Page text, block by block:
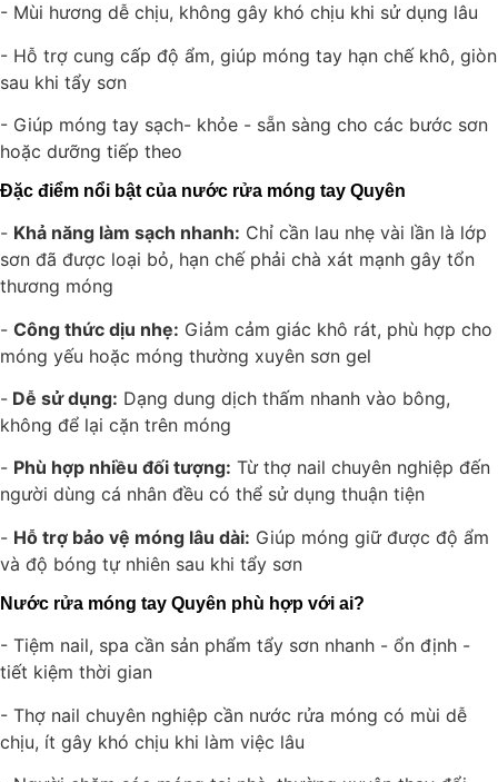
- Mùi hương dễ chịu, không gây khó chịu khi sử dụng lâu
- Hỗ trợ cung cấp độ ẩm, giúp móng tay hạn chế khô, giòn
sau khi tẩy sơn
- Giúp móng tay sạch- khỏe - sẵn sàng cho các bước sơn
hoặc dưỡng tiếp theo
Đặc điểm nổi bật của nước rửa móng tay Quyên
- Khả năng làm sạch nhanh: Chỉ cần lau nhẹ vài lần là lớp
sơn đã được loại bỏ, hạn chế phải chà xát mạnh gây tổn
thương móng
- Công thức dịu nhẹ: Giảm cảm giác khô rát, phù hợp cho
móng yếu hoặc móng thường xuyên sơn gel
- Dễ sử dụng: Dạng dung dịch thấm nhanh vào bông,
không để lại cặn trên móng
- Phù hợp nhiều đối tượng: Từ thợ nail chuyên nghiệp đến
người dùng cá nhân đều có thể sử dụng thuận tiện
- Hỗ trợ bảo vệ móng lâu dài: Giúp móng giữ được độ ẩm
và độ bóng tự nhiên sau khi tẩy sơn
Nước rửa móng tay Quyên phù hợp với ai?
- Tiệm nail, spa cần sản phẩm tẩy sơn nhanh - ổn định -
tiết kiệm thời gian
- Thợ nail chuyên nghiệp cần nước rửa móng có mùi dễ
chịu, ít gây khó chịu khi làm việc lâu